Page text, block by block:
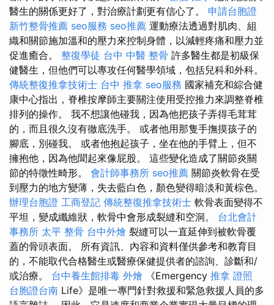
醫生的關係更好了，對治療計劃更有信心了。 申請台胞證
新竹整骨推薦 seo服務 seo推薦 運動療法透過對肌肉、組
織和關節施加溫和的壓力來控制身體，以減輕疼痛和壓力並
促進癒合。 整復學徒 台中 中醫 整骨 許多醫生都是初級保
健醫生，但他們可以專攻任何醫學領域，包括兒科和外科。
傳統整復推拿技術士 台中 推拿 seo服務 國家補充和綜合健
康中心指出，脊椎按摩師主要關注使用受控推力來調整脊椎
排列的操作。 我不想讓他碰我，因為他把孩子弄得毛茸茸
的，而且很久沒有徹底洗手。 或者他用那隻手撫摸孩子的
腳底，別碰我。 或者他抱起孩子，坐在他的手臂上，但不
擁抱他，因為他聞起來像屁股。 這些變化造成了關節炎關
節的特徵性畸形。 會計師事務所 seo推薦 關節炎軟骨在受
到壓力的地方變薄，失去藍白色，顏色變得暗淡和黃棕色。
辦理台胞證 工商登記 傳統整復推拿技術士 軟骨表面變得不
平坦，變成纖維狀，軟骨中會形成裂縫和空洞。 台北會計
事務所 太平 整骨 台中外燴 裂縫可以一直延伸到被軟骨覆
蓋的骨頭表面。 所有資訊、內容和資料僅供參考和教育目
的，不能取代合格醫生或醫療保健提供者的諮詢、診斷和/
或治療。 台中養生館排毒 外燴 《Emergency 推拿 證照
台胞證台南 Life》是唯一專門針對救援和緊急救援人員的多